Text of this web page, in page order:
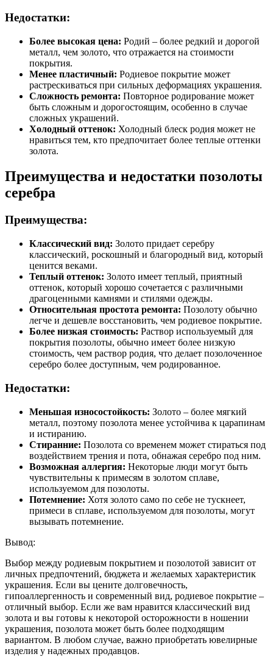
Недостатки:
Более высокая цена: Родий – более редкий и дорогой
металл, чем золото, что отражается на стоимости
покрытия.
Менее пластичный: Родиевое покрытие может
растрескиваться при сильных деформациях украшения.
Сложность ремонта: Повторное родирование может
быть сложным и дорогостоящим, особенно в случае
сложных украшений.
Холодный оттенок: Холодный блеск родия может не
нравиться тем, кто предпочитает более теплые оттенки
золота.
Преимущества и недостатки позолоты
серебра
Преимущества:
Классический вид: Золото придает серебру
классический, роскошный и благородный вид, который
ценится веками.
Теплый оттенок: Золото имеет теплый, приятный
оттенок, который хорошо сочетается с различными
драгоценными камнями и стилями одежды.
Относительная простота ремонта: Позолоту обычно
легче и дешевле восстановить, чем родиевое покрытие.
Более низкая стоимость: Раствор используемый для
покрытия позолоты, обычно имеет более низкую
стоимость, чем раствор родия, что делает позолоченное
серебро более доступным, чем родированное.
Недостатки:
Меньшая износостойкость: Золото – более мягкий
металл, поэтому позолота менее устойчива к царапинам
и истиранию.
Стиранние: Позолота со временем может стираться под
воздействием трения и пота, обнажая серебро под ним.
Возможная аллергия: Некоторые люди могут быть
чувствительны к примесям в золотом сплаве,
используемом для позолоты.
Потемнение: Хотя золото само по себе не тускнеет,
примеси в сплаве, используемом для позолоты, могут
вызывать потемнение.
Вывод:
Выбор между родиевым покрытием и позолотой зависит от
личных предпочтений, бюджета и желаемых характеристик
украшения. Если вы цените долговечность,
гипоаллергенность и современный вид, родиевое покрытие –
отличный выбор. Если же вам нравится классический вид
золота и вы готовы к некоторой осторожности в ношении
украшения, позолота может быть более подходящим
вариантом. В любом случае, важно приобретать ювелирные
изделия у надежных продавцов.